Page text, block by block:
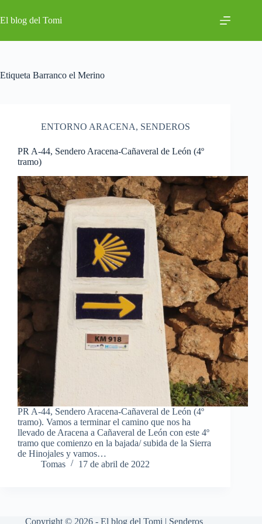
al
contenido
El blog del Tomi
Etiqueta Barranco el Merino
ENTORNO ARACENA, SENDEROS
PR A-44, Sendero Aracena-Cañaveral de León (4º
tramo)
PR A-44, Sendero Aracena-Cañaveral de León (4º
tramo). Vamos a terminar el camino que nos ha
llevado de Aracena a Cañaveral de León con este 4º
tramo que comienzo en la bajada/ subida de la Sierra
de Hinojales y vamos…
Tomas
17 de abril de 2022
Copyright © 2026 - El blog del Tomi | Senderos